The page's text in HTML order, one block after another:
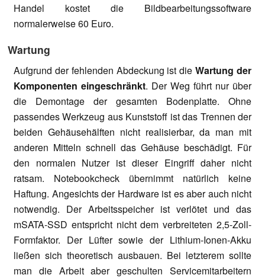
Handel kostet die Bildbearbeitungssoftware
normalerweise 60 Euro.
Wartung
Aufgrund der fehlenden Abdeckung ist dieWartung der
Komponenten eingeschränkt. Der Weg führt nur über
die Demontage der gesamten Bodenplatte. Ohne
passendes Werkzeug aus Kunststoff ist das Trennen der
beiden Gehäusehälften nicht realisierbar, da man mit
anderen Mitteln schnell das Gehäuse beschädigt. Für
den normalen Nutzer ist dieser Eingriff daher nicht
ratsam. Notebookcheck übernimmt natürlich keine
Haftung. Angesichts der Hardware ist es aber auch nicht
notwendig. Der Arbeitsspeicher ist verlötet und das
mSATA-SSD entspricht nicht dem verbreiteten 2,5-Zoll-
Formfaktor. Der Lüfter sowie der Lithium-Ionen-Akku
ließen sich theoretisch ausbauen. Bei letzterem sollte
man die Arbeit aber geschulten Servicemitarbeitern